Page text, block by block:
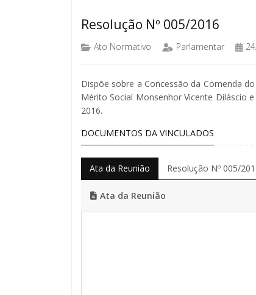
Resolução Nº 005/2016
Ato Normativo Parlamentar
Dispõe sobre a Concessão da Comenda
Mérito Social Monsenhor Vicente Diláscio
2016.
DOCUMENTOS DA VINCULADOS
Ata da Reunião Resolução Nº 005/
Ata da Reunião